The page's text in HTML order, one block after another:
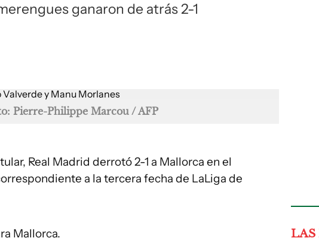
ganaron de atrás 2-1
Pierre-Philippe Marcou / AFP
Real Madrid derrotó 2-1 a Mallorca en el
a la tercera fecha de LaLiga de
Mallorca. LAS